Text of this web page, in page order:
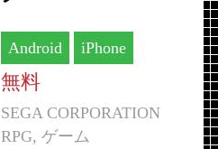
Android iPhone
無料
SEGA CORPORATION
RPG, ゲーム